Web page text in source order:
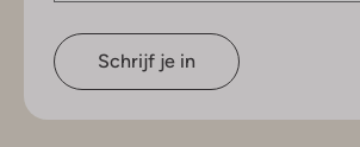
Schrijf je in